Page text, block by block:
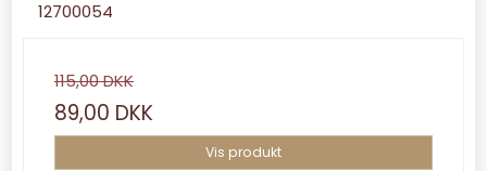
12700054
115,00 DKK
89,00 DKK
Vis produkt